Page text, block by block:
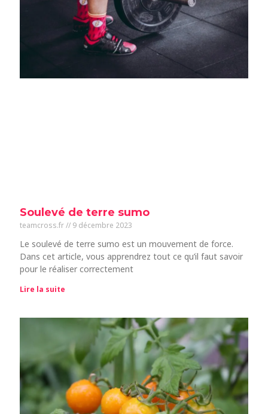
Soulevé de terre sumo
teamcross.fr 9 décembre 2023
Le soulevé de terre sumo est un mouvement de force.
Dans cet article, vous apprendrez tout ce qu’il faut savoir
pour le réaliser correctement
Lire la suite